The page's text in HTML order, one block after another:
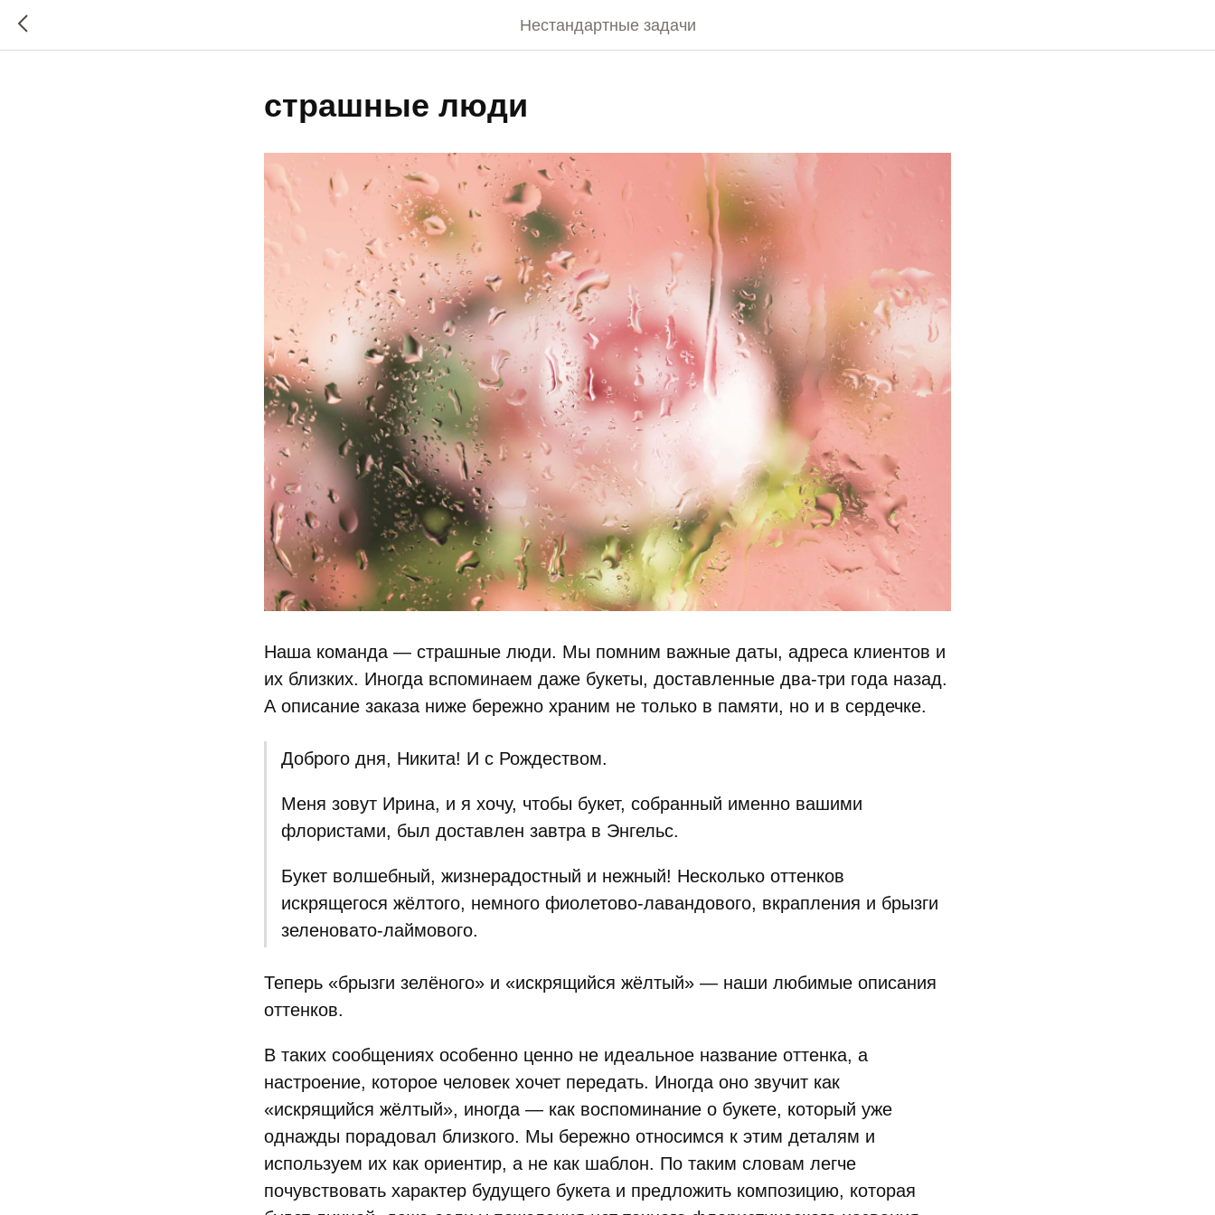
Нестандартные задачи
страшные люди
Наша команда — страшные люди. Мы помним важные даты, адреса клиентов и
их близких. Иногда вспоминаем даже букеты, доставленные два-три года назад.
А описание заказа ниже бережно храним не только в памяти, но и в сердечке.
Доброго дня, Никита! И с Рождеством.
Меня зовут Ирина, и я хочу, чтобы букет, собранный именно вашими
флористами, был доставлен завтра в Энгельс.
Букет волшебный, жизнерадостный и нежный! Несколько оттенков
искрящегося жёлтого, немного фиолетово-лавандового, вкрапления и брызги
зеленовато-лаймового.
Теперь «брызги зелёного» и «искрящийся жёлтый» — наши любимые описания
оттенков.
В таких сообщениях особенно ценно не идеальное название оттенка, а
настроение, которое человек хочет передать. Иногда оно звучит как
«искрящийся жёлтый», иногда — как воспоминание о букете, который уже
однажды порадовал близкого. Мы бережно относимся к этим деталям и
используем их как ориентир, а не как шаблон. По таким словам легче
почувствовать характер будущего букета и предложить композицию, которая